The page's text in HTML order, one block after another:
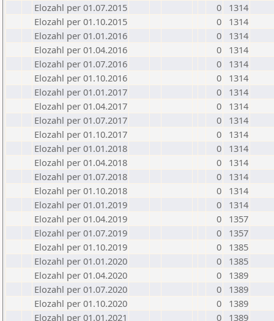
Elozahl per 01.07.2015
0
1314
Elozahl per 01.10.2015
0
1314
Elozahl per 01.01.2016
0
1314
Elozahl per 01.04.2016
0
1314
Elozahl per 01.07.2016
0
1314
Elozahl per 01.10.2016
0
1314
Elozahl per 01.01.2017
0
1314
Elozahl per 01.04.2017
0
1314
Elozahl per 01.07.2017
0
1314
Elozahl per 01.10.2017
0
1314
Elozahl per 01.01.2018
0
1314
Elozahl per 01.04.2018
0
1314
Elozahl per 01.07.2018
0
1314
Elozahl per 01.10.2018
0
1314
Elozahl per 01.01.2019
0
1314
Elozahl per 01.04.2019
0
1357
Elozahl per 01.07.2019
0
1357
Elozahl per 01.10.2019
0
1385
Elozahl per 01.01.2020
0
1385
Elozahl per 01.04.2020
0
1389
Elozahl per 01.07.2020
0
1389
Elozahl per 01.10.2020
0
1389
Elozahl per 01.01.2021
0
1389